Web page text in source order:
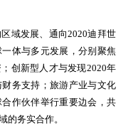
域发展、通向2020迪拜世
体与多元发展，分别聚焦
创新型人才与发现2020年
务支持；旅游产业与文化
作伙伴举行重要边会，共
的务实合作。